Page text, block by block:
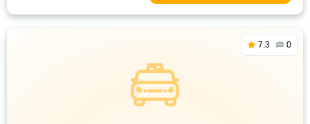
7.3 0